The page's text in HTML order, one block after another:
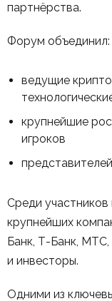
партнёрства.
Форум объединил:
ведущие
крупнейшие
игроков
Среди участников
крупнейших
Банк, Т-Банк,
и инвесторы.
Одними из